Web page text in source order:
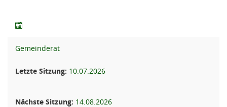
Gemeinderat
Letzte Sitzung: 10.07.2026
Nächste Sitzung: 14.08.2026